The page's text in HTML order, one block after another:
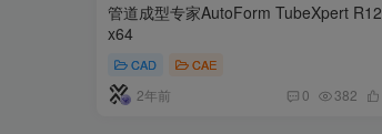
管道成型专家AutoForm TubeXpert R12
x64
CAD CAE
2年前 0 382